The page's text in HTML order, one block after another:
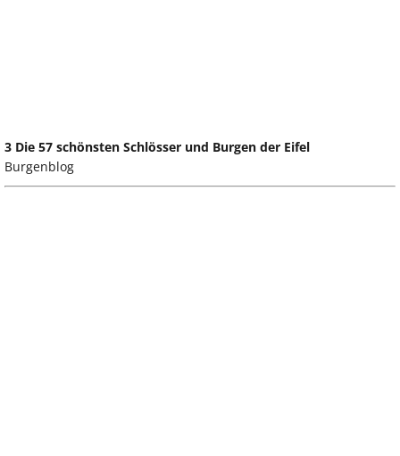
3 Die 57 schönsten Schlösser und Burgen der Eifel
Burgenblog